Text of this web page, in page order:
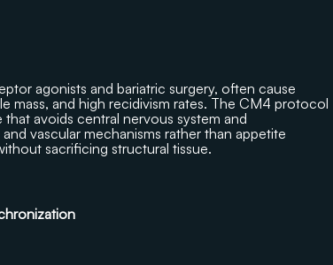
agonists and bariatric surgery, often cause
mass, and high recidivism rates. The CM4 protocol
avoids central nervous system and
vascular mechanisms rather than appetite
sacrificing structural tissue.